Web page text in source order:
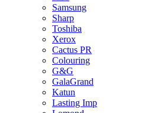
Samsung
Sharp
Toshiba
Xerox
Cactus PR
Colouring
G&G
GalaGrand
Katun
Lasting Imp